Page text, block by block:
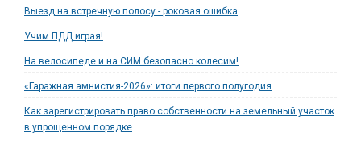
Выезд на встречную полосу - роковая ошибка
Учим ПДД играя!
На велосипеде и на СИМ безопасно колесим!
«Гаражная амнистия-2026»: итоги первого полугодия
Как зарегистрировать право собственности на земельный участок
в упрощенном порядке